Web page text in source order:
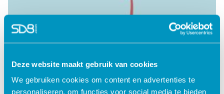
Deze website maakt gebruik van cookies
We gebruiken cookies om content en advertenties te
personaliseren, om functies voor social media te bieden